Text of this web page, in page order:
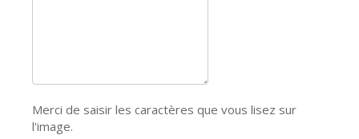
Merci de saisir les caractères que vous lisez sur
l'image.